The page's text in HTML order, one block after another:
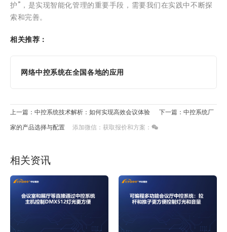
护”，是实现智能化管理的重要手段，需要我们在实践中不断探
索和完善。
相关推荐：
网络中控系统在全国各地的应用
上一篇：中控系统技术解析：如何实现高效会议体验 下一篇：中控系统厂
家的产品选择与配置 添加微信：获取报价和方案：
相关资讯